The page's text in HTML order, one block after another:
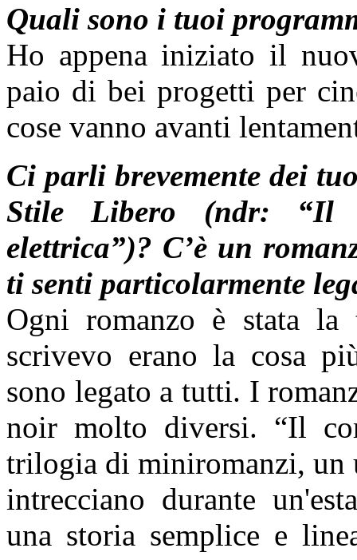
Quali sono i tuoi
Ho appena iniziato il
paio di bei progetti per
cose vanno avanti
Ci parli brevemente dei
Stile Libero (ndr: “Il
elettrica”)? C’è un
ti senti particolarmente
Ogni romanzo è stata
scrivevo erano la cosa
sono legato a tutti. I
noir molto diversi. “Il
trilogia di miniromanzi, un
intrecciano durante
una storia semplice e